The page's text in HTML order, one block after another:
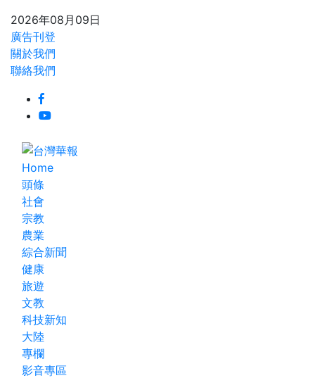
2026年08月09日
廣告刊登
關於我們
聯絡我們
Home
頭條
社會
宗教
農業
綜合新聞
健康
旅遊
文教
科技新知
大陸
專欄
影音專區